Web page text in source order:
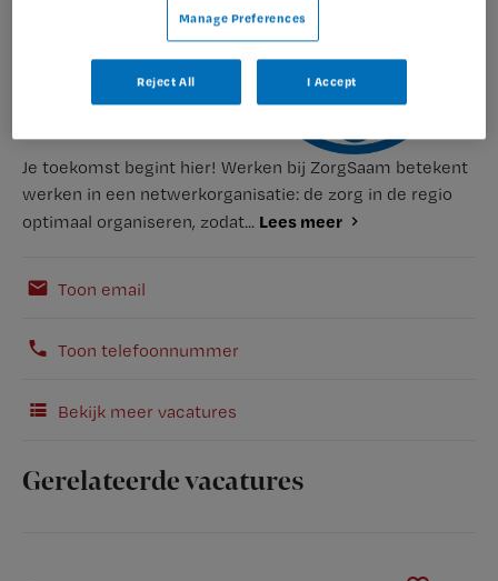
Je toekomst begint hier! Werken bij ZorgSaam betekent
werken in een netwerkorganisatie: de zorg in de regio
optimaal organiseren, zodat... Lees meer
Toon email
Toon telefoonnummer
Bekijk meer vacatures
Gerelateerde vacatures
Manage Preferences
Reject All I Accept